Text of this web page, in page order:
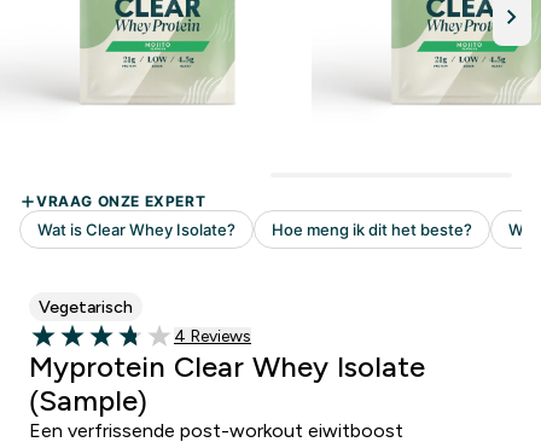
Vegetarisch
3.75 out of 5 stars
Recensies
4 Reviews
Myprotein Clear Whey Isolate
(Sample)
Een verfrissende post-workout eiwitboost